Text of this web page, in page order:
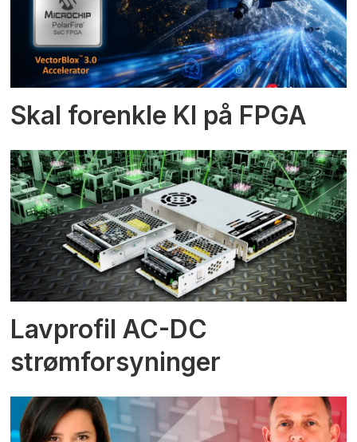
Skal forenkle KI på FPGA
Lavprofil AC-DC
strømforsyninger